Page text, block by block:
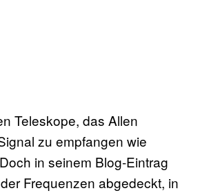
Teleskope, das Allen
zu empfangen wie
in seinem Blog-Eintrag
Frequenzen abgedeckt, in